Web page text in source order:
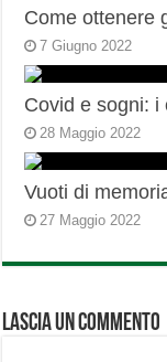
Come ottenere
7 Giugno 2022
Covid e sogni: i
28 Maggio 2022
Vuoti di
27 Maggio 2022
Lascia un commento